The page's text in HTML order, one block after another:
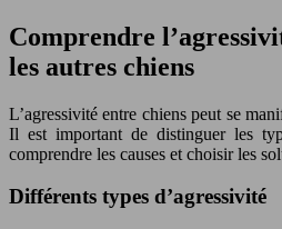
Comprendre
les autres chiens
L’agressivité entre chiens peut se
Il est important de distinguer les
comprendre les causes et choisir les
Différents types d’agressivité